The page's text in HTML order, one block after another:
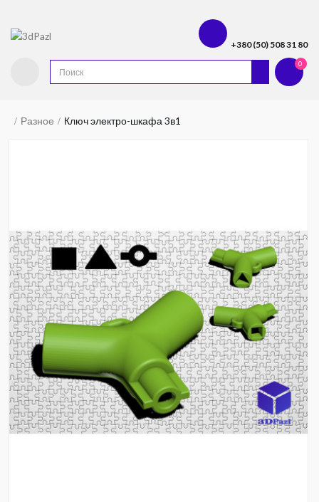
+380 (50) 508 31 80
0
Разное Ключ электро-шкафа 3в1